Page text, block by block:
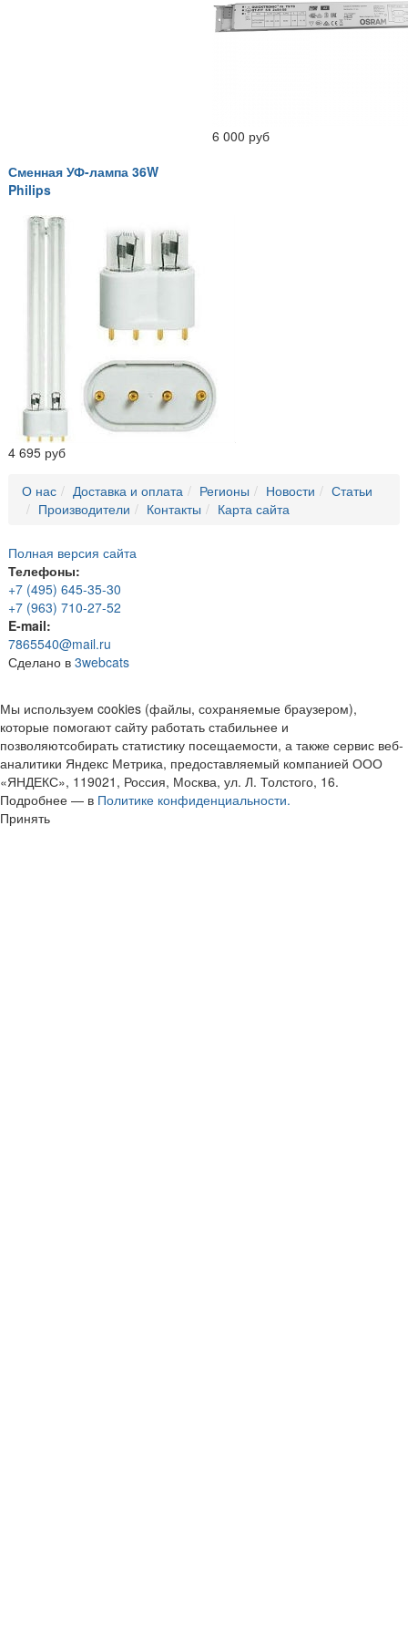
6 000 руб
Сменная УФ-лампа 36W
Philips
4 695 руб
О нас Доставка и оплата Регионы Новости
Статьи
Производители
Контакты Карта сайта
Полная версия сайта
Телефоны:
+7 (495) 645-35-30
+7 (963) 710-27-52
E-mail:
7865540@mail.ru
Сделано в 3webcats
Мы используем cookies (файлы, сохраняемые браузером),
которые помогают сайту работать стабильнее и
позволяютсобирать статистику посещаемости, а также сервис веб-
аналитики Яндекс Метрика, предоставляемый компанией ООО
«ЯНДЕКС», 119021, Россия, Москва, ул. Л. Толстого, 16.
Подробнее — в Политике конфиденциальности.
Принять